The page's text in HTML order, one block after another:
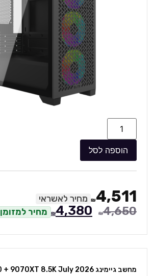
הוספה לסל
₪4,511 מחיר לאשראי
₪4,650
₪4,380 מחיר למזומן
מחשב גיימינג 7800X3D + 9070XT 8.5K July 2026